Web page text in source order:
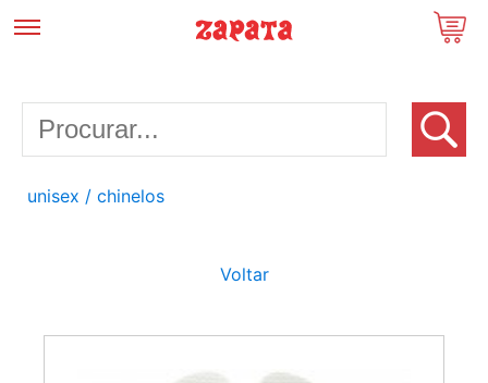
unisex / chinelos
Voltar